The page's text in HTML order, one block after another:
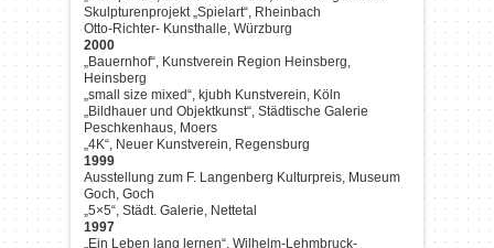
Skulpturenprojekt „Spielart“, Rheinbach
Otto-Richter- Kunsthalle, Würzburg
2000
„Bauernhof“, Kunstverein Region Heinsberg,
Heinsberg
„small size mixed“, kjubh Kunstverein, Köln
„Bildhauer und Objektkunst“, Städtische Galerie
Peschkenhaus, Moers
„4K“, Neuer Kunstverein, Regensburg
1999
Ausstellung zum F. Langenberg Kulturpreis, Museum
Goch, Goch
„5×5“, Städt. Galerie, Nettetal
1997
„Ein Leben lang lernen“, Wilhelm-Lehmbruck-